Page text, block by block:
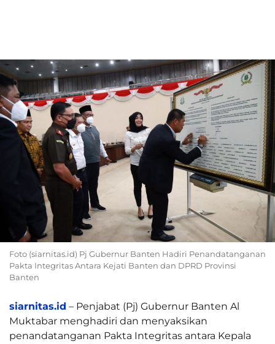
Foto (siarnitas.id) Pj Gubernur Banten Hadiri Penandatanganan
Pakta Integritas Antara Kejati Banten dan DPRD Provinsi
Banten
siarnitas.id – Penjabat (Pj) Gubernur Banten Al
Muktabar menghadiri dan menyaksikan
penandatanganan Pakta Integritas antara Kepala